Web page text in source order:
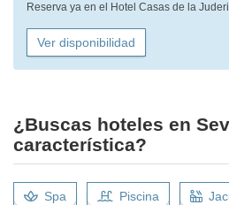
Reserva ya en el Hotel Casas de la
Ver disponibilidad
¿Buscas hoteles en
característica?
Spa Piscina